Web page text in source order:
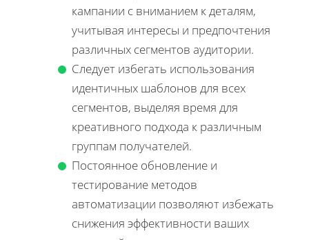
кампании с вниманием к деталям,
учитывая интересы и предпочтения
различных сегментов аудитории.
Следует избегать использования
идентичных шаблонов для всех
сегментов, выделяя время для
креативного подхода к различным
группам получателей.
Постоянное обновление и
тестирование методов
автоматизации позволяют избежать
снижения эффективности ваших